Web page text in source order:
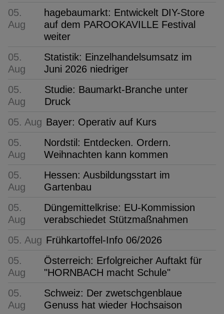
05.
Aug
hagebaumarkt: Entwickelt DIY-Store
auf dem PAROOKAVILLE Festival
weiter
05.
Aug
Statistik: Einzelhandelsumsatz im
Juni 2026 niedriger
05.
Aug
Studie: Baumarkt-Branche unter
Druck
05. Aug Bayer: Operativ auf Kurs
05.
Aug
Nordstil: Entdecken. Ordern.
Weihnachten kann kommen
05.
Aug
Hessen: Ausbildungsstart im
Gartenbau
05.
Aug
Düngemittelkrise: EU-Kommission
verabschiedet Stützmaßnahmen
05. Aug Frühkartoffel-Info 06/2026
05.
Aug
Österreich: Erfolgreicher Auftakt für
"HORNBACH macht Schule"
05.
Aug
Schweiz: Der zwetschgenblaue
Genuss hat wieder Hochsaison